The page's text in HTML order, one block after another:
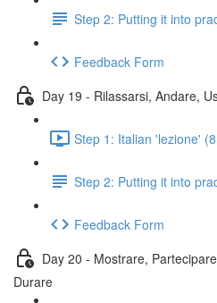
Step 2: Putting it into
Feedback Form
Day 19 - Rilassarsi, Andare,
Step 1: Italian 'lezione'
Step 2: Putting it into
Feedback Form
Day 20 - Mostrare,
Durare